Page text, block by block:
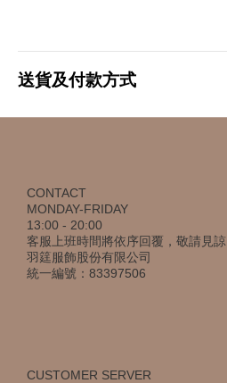
送貨及付款方式
CONTACT
MONDAY-FRIDAY
13:00 - 20:00
客服上班時間將依序回覆，敬請見諒
羽筳服飾股份有限公司
統一編號：83397506
CUSTOMER SERVER